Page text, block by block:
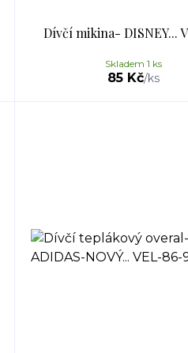
Dívčí mikina- DISNEY...
85 Kč/ks
Skladem 1 ks